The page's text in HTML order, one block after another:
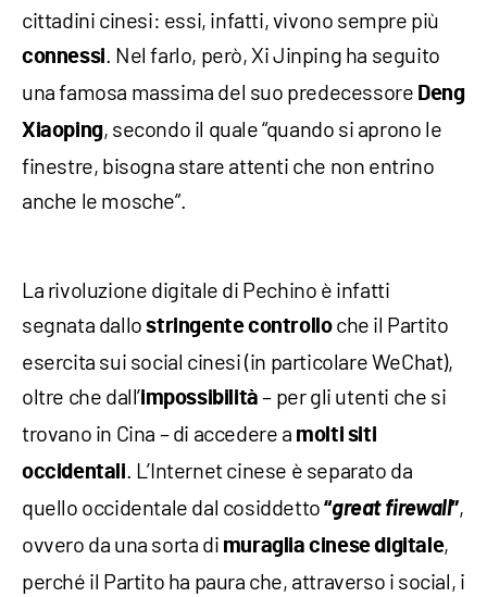
cittadini cinesi: essi, infatti, vivono sempre più
connessi. Nel farlo, però, Xi Jinping ha seguito
una famosa massima del suo predecessore Deng
Xiaoping, secondo il quale “quando si aprono le
finestre, bisogna stare attenti che non entrino
anche le mosche”.
La rivoluzione digitale di Pechino è infatti
segnata dallostringente controlloche il Partito
esercita sui social cinesi (in particolare WeChat),
oltre che dall’impossibilità – per gli utenti che si
trovano in Cina – di accedere a molti siti
occidentali. L’Internet cinese è separato da
quello occidentale dal cosiddetto“great firewall”,
ovvero da una sorta di muraglia cinese digitale,
perché il Partito ha paura che, attraverso i social, i